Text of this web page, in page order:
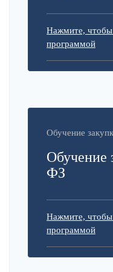
Нажмите, чтобы
программой
Обучение
Обучение
ФЗ
Нажмите, чтобы
программой